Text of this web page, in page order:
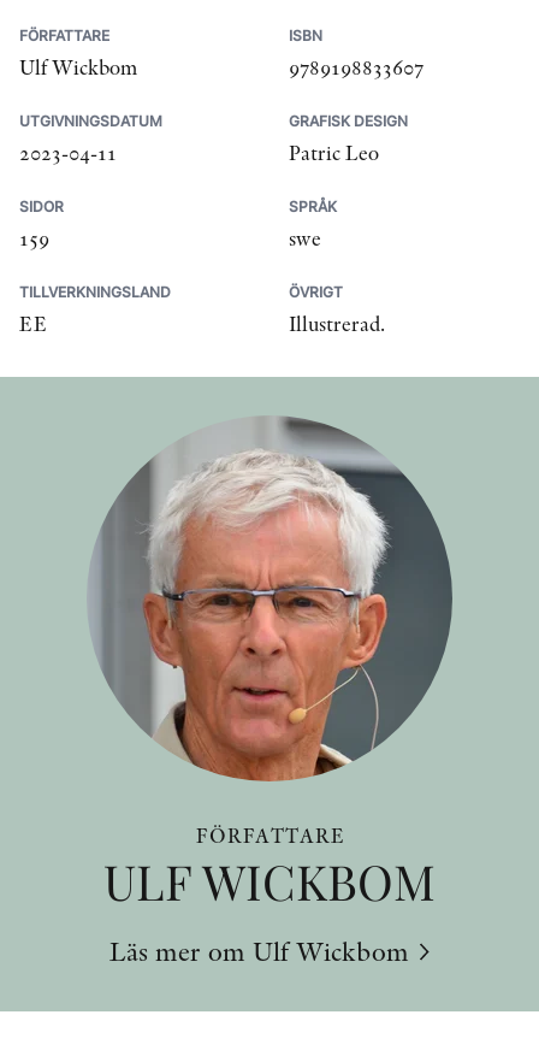
FÖRFATTARE
Ulf Wickbom
ISBN
9789198833607
UTGIVNINGSDATUM
2023-04-11
GRAFISK DESIGN
Patric Leo
SIDOR
159
SPRÅK
swe
TILLVERKNINGSLAND
EE
ÖVRIGT
Illustrerad.
FÖRFATTARE
ULF WICKBOM
Läs mer om Ulf Wickbom